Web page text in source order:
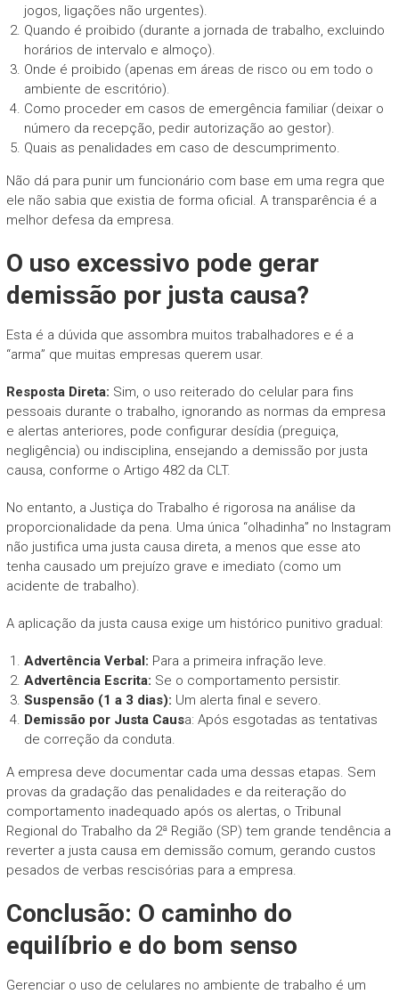
jogos, ligações não urgentes).
Quando é proibido (durante a jornada de trabalho, excluindo
horários de intervalo e almoço).
Onde é proibido (apenas em áreas de risco ou em todo o
ambiente de escritório).
Como proceder em casos de emergência familiar (deixar o
número da recepção, pedir autorização ao gestor).
Quais as penalidades em caso de descumprimento.
Não dá para punir um funcionário com base em uma regra que
ele não sabia que existia de forma oficial. A transparência é a
melhor defesa da empresa.
O uso excessivo pode gerar
demissão por justa causa?
Esta é a dúvida que assombra muitos trabalhadores e é a
“arma” que muitas empresas querem usar.
Resposta Direta: Sim, o uso reiterado do celular para fins
pessoais durante o trabalho, ignorando as normas da empresa
e alertas anteriores, pode configurar desídia (preguiça,
negligência) ou indisciplina, ensejando a demissão por justa
causa, conforme o Artigo 482 da CLT.
No entanto, a Justiça do Trabalho é rigorosa na análise da
proporcionalidade da pena. Uma única “olhadinha” no Instagram
não justifica uma justa causa direta, a menos que esse ato
tenha causado um prejuízo grave e imediato (como um
acidente de trabalho).
A aplicação da justa causa exige um histórico punitivo gradual:
Advertência Verbal: Para a primeira infração leve.
Advertência Escrita: Se o comportamento persistir.
Suspensão (1 a 3 dias): Um alerta final e severo.
Demissão por Justa Causa: Após esgotadas as tentativas
de correção da conduta.
A empresa deve documentar cada uma dessas etapas. Sem
provas da gradação das penalidades e da reiteração do
comportamento inadequado após os alertas, o Tribunal
Regional do Trabalho da 2ª Região (SP) tem grande tendência a
reverter a justa causa em demissão comum, gerando custos
pesados de verbas rescisórias para a empresa.
Conclusão: O caminho do
equilíbrio e do bom senso
Gerenciar o uso de celulares no ambiente de trabalho é um